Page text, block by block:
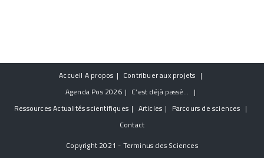
Accueil A propos
Contribuer aux projets
Agenda Pos 2026
C’est déjà passé…
RessourcesActualités scientifiques Articles
Parcours de sciences
Contact
Copyright 2021 - Terminus des Sciences